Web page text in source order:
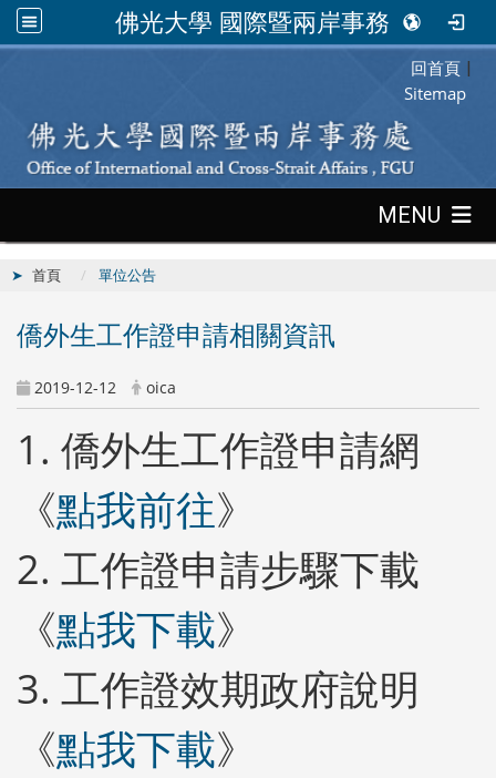
佛光大學 國際暨兩岸事務處
:::
回首頁 |
Sitemap
MENU
首頁 單位公告
僑外生工作證申請相關資訊
2019-12-12 oica
1. 僑外生工作證申請網
《點我前往》
2. 工作證申請步驟下載
《點我下載》
3. 工作證效期政府說明
《點我下載》